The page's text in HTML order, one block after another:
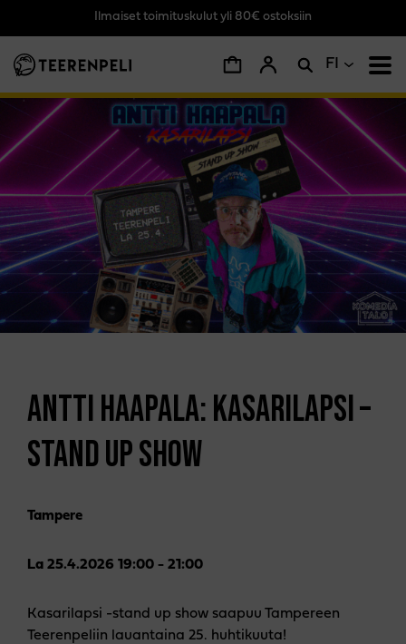
Ilmaiset toimituskulut yli 80€ ostoksiin
FI
ANTTI HAAPALA: KASARILAPSI –
STAND UP SHOW
Tampere
La 25.4.2026 19:00 - 21:00
Kasarilapsi -stand up show saapuu Tampereen
Teerenpeliin lauantaina 25. huhtikuuta!